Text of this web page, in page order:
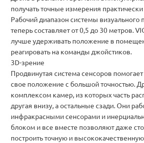
получать точные измерения
Рабочий диапазон системы визуального
теперь составляет от 0,5 до 30 метров.
лучше удерживать положение в
реагировать на команды джойстиков.
3D-зрение
Продвинутая система сенсоров
свое положение с большой точностью.
комплексом камер, из которых часть
другая внизу, а остальные сзади. Они
инфракрасными сенсорами и
блоком и все вместе позволяют даже
построить точную и